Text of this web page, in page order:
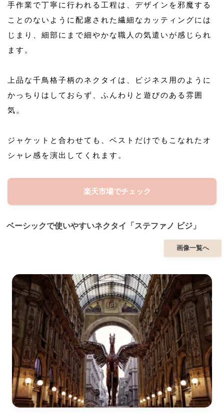
手作業で丁寧に行われる工程は、デザインを邪魔する
ことのないように配慮された繊細なカッティングには
じまり、細部にまで細やかな職人の気遣いが感じられ
ます。
上品な千鳥格子柄のネクタイは、ビジネス用のように
かっちりはしておらず、ふんわりと遊びのある雰囲
気。
ジャケットと合わせても、ベストだけでもこなれたオ
シャレ感を演出してくれます。
楽天市場でチェック
ベーシックで使いやすいネクタイ「ステファノ ビジ」
画像一覧へ